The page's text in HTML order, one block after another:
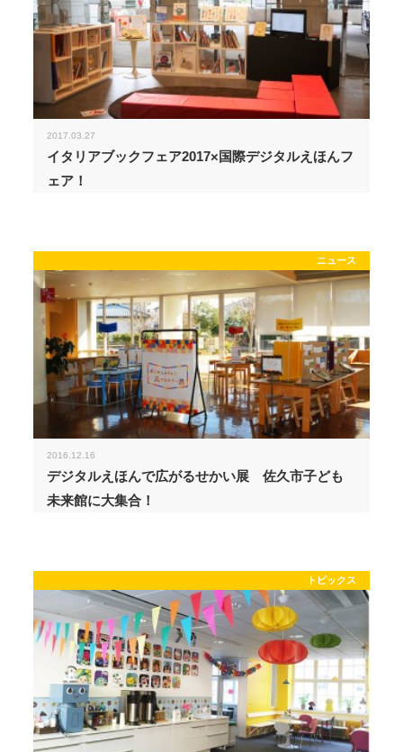
2017.03.27
イタリアブックフェア2017×国際デジタルえほんフ
ェア！
ニュース
2016.12.16
デジタルえほんで広がるせかい展 佐久市子ども
未来館に大集合！
トピックス